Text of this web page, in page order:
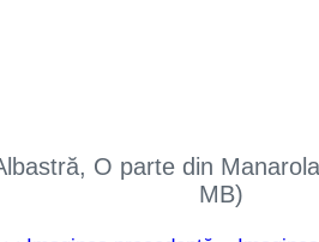
O parte din
MB)